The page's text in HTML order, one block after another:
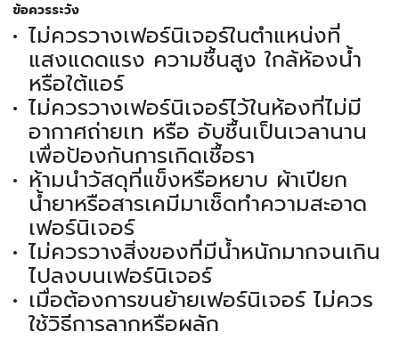
ข้อควรระวัง
ไม่ควรวางเฟอร์นิเจอร์ในตำแหน่งที่
แสงแดดแรง ความชื้นสูง ใกล้ห้องน้ำ
หรือใต้แอร์
ไม่ควรวางเฟอร์นิเจอร์ไว้ในห้องที่ไม่มี
อากาศถ่ายเท หรือ อับชื้นเป็นเวลานาน
เพื่อป้องกันการเกิดเชื้อรา
ห้ามนำวัสดุที่แข็งหรือหยาบ ผ้าเปียก
น้ำยาหรือสารเคมีมาเช็ดทำความสะอาด
เฟอร์นิเจอร์
ไม่ควรวางสิ่งของที่มีน้ำหนักมากจนเกิน
ไปลงบนเฟอร์นิเจอร์
เมื่อต้องการขนย้ายเฟอร์นิเจอร์ ไม่ควร
ใช้วิธีการลากหรือผลัก